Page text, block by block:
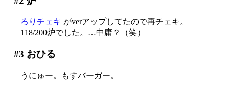
ろりチェキ がverアップしてたので再チェキ。
118/200炉でした。…中庸？（笑）
#3 おひる
うにゅー。もすバーガー。